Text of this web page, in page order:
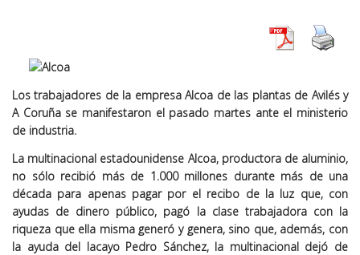
Los trabajadores de la empresa Alcoa de las plantas de Avilés y
A Coruña se manifestaron el pasado martes ante el ministerio
de industria.
La multinacional estadounidense Alcoa, productora de aluminio,
no sólo recibió más de 1.000 millones durante más de una
década para apenas pagar por el recibo de la luz que, con
ayudas de dinero público, pagó la clase trabajadora con la
riqueza que ella misma generó y genera, sino que, además, con
la ayuda del lacayo Pedro Sánchez, la multinacional dejó de